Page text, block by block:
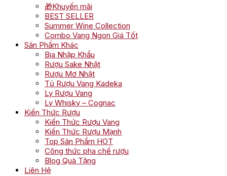
🎁Khuyến mãi
BEST SELLER
Summer Wine Collection
Combo Vang Ngon Giá Tốt
Sản Phẩm Khác
Bia Nhập Khẩu
Rượu Sake Nhật
Rượu Mơ Nhật
Tủ Rượu Vang Kadeka
Ly Rượu Vang
Ly Whisky – Cognac
Kiến Thức Rượu
Kiến Thức Rượu Vang
Kiến Thức Rượu Mạnh
Top Sản Phẩm HOT
Công thức pha chế rượu
Blog Quà Tặng
Liên Hệ